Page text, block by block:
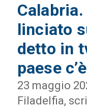
linciato
detto in
paese
23 maggio
Filadelfia,